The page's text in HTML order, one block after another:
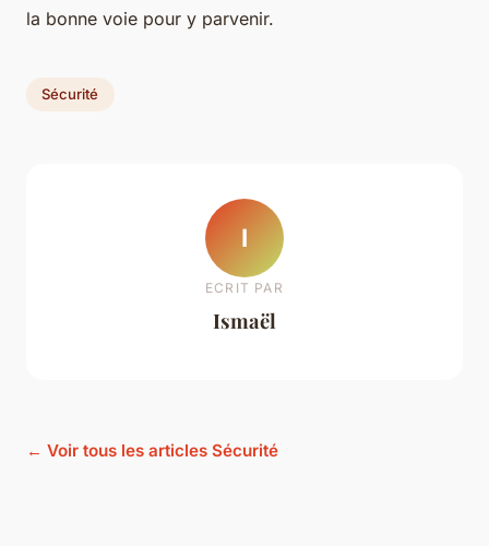
la bonne voie pour y parvenir.
Sécurité
I
ECRIT PAR
Ismaël
← Voir tous les articles Sécurité